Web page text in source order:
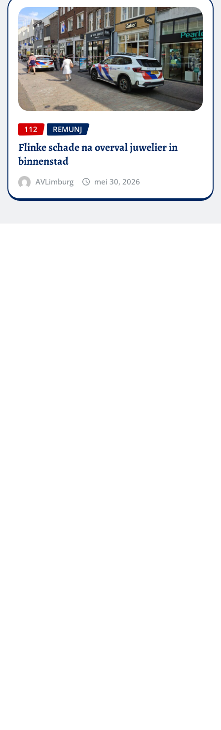
112 REMUNJ
Flinke schade na overval juwelier in
binnenstad
AVLimburg mei 30, 2026